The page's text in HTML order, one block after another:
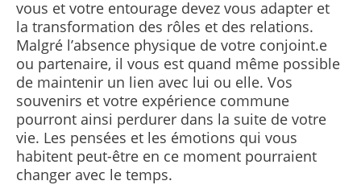
vous et votre entourage devez vous adapter et
la transformation des rôles et des relations.
Malgré l’absence physique de votre conjoint.e
ou partenaire, il vous est quand même possible
de maintenir un lien avec lui ou elle. Vos
souvenirs et votre expérience commune
pourront ainsi perdurer dans la suite de votre
vie. Les pensées et les émotions qui vous
habitent peut-être en ce moment pourraient
changer avec le temps.